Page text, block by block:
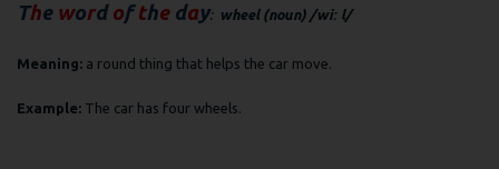
The word of the day: wheel (noun) /wiː l/
Meaning: a round thing that helps the car move.
Example: The car has four wheels.